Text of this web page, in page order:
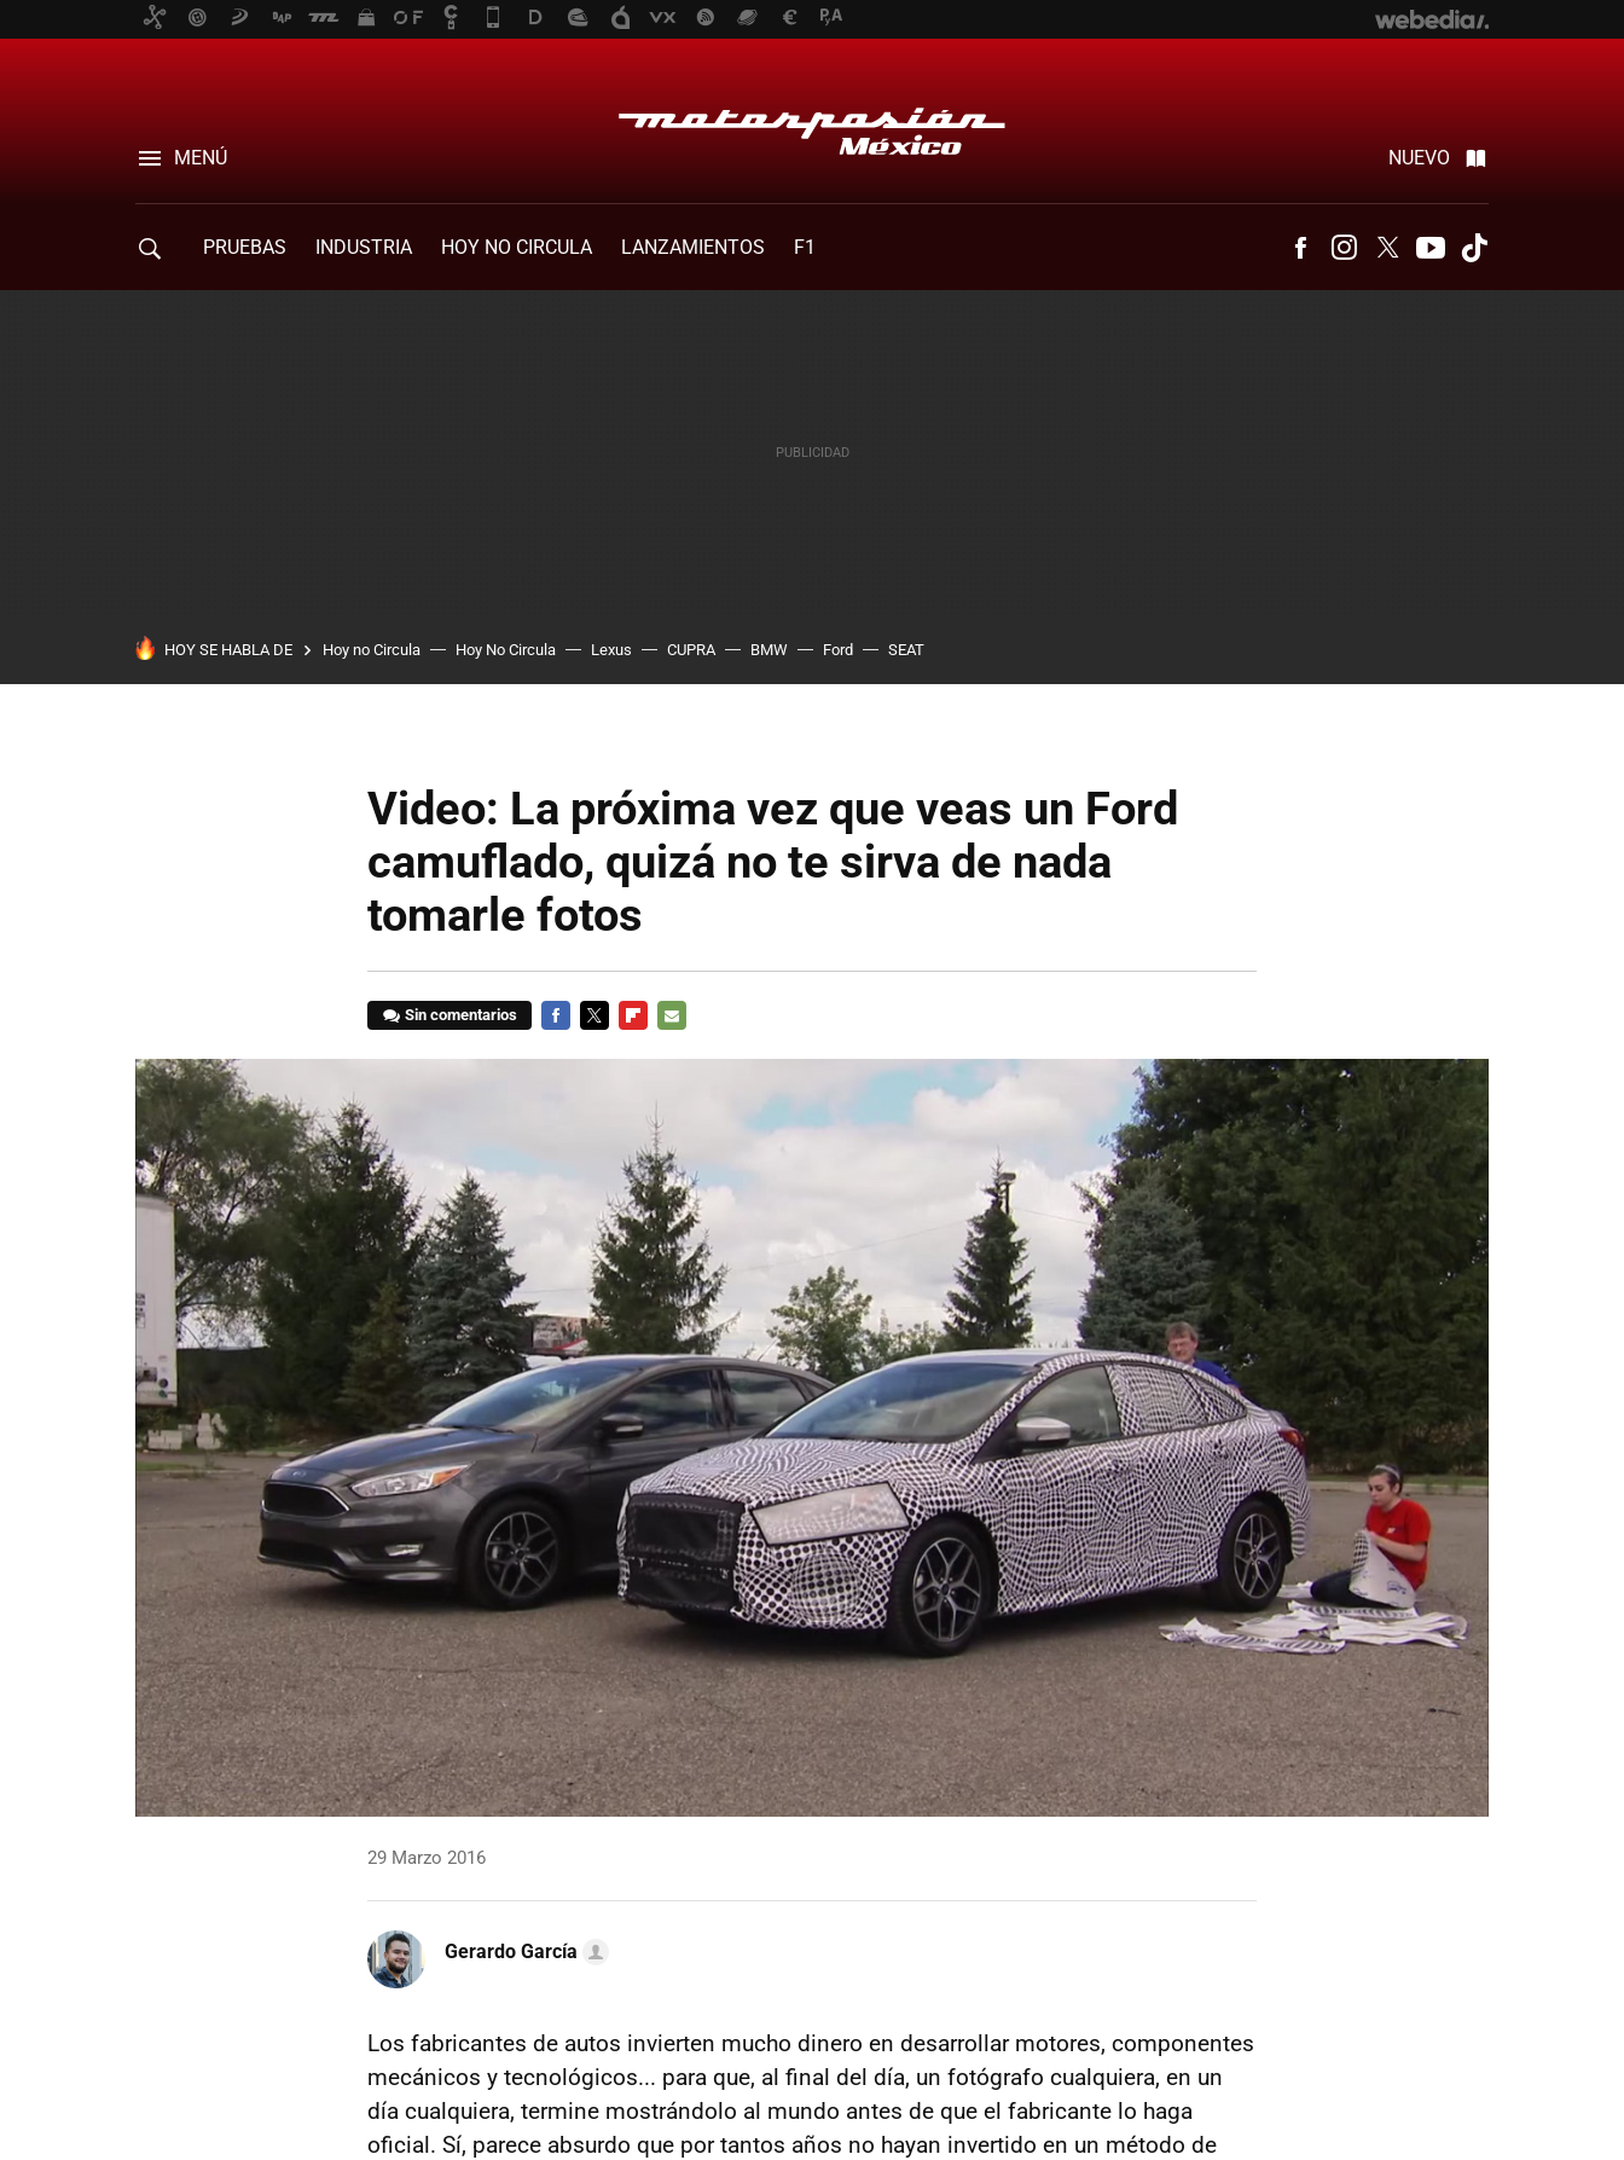
MENÚ NUEVO
PRUEBAS INDUSTRIA HOY NO CIRCULA LANZAMIENTOS F1 FacebookInstagram
Twitter Youtube
HOY SE HABLA DE Hoy no Circula Hoy No Circula Lexus CUPRA BMW Ford SEAT
Video: La próxima vez que veas un Ford
camuflado, quizá no te sirva de nada
tomarle fotos
Sin comentarios
29 Marzo 2016
Gerardo García
Los fabricantes de autos invierten mucho dinero en desarrollar motores, componentes
mecánicos y tecnológicos... para que, al final del día, un fotógrafo cualquiera, en un
día cualquiera, termine mostrándolo al mundo antes de que el fabricante lo haga
oficial. Sí, parece absurdo que por tantos años no hayan invertido en un método de